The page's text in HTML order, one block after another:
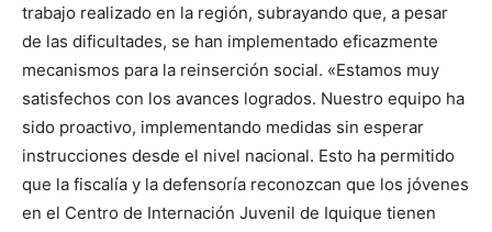
trabajo realizado en la región, subrayando que, a pesar
de las dificultades, se han implementado eficazmente
mecanismos para la reinserción social. «Estamos muy
satisfechos con los avances logrados. Nuestro equipo ha
sido proactivo, implementando medidas sin esperar
instrucciones desde el nivel nacional. Esto ha permitido
que la fiscalía y la defensoría reconozcan que los jóvenes
en el Centro de Internación Juvenil de Iquique tienen